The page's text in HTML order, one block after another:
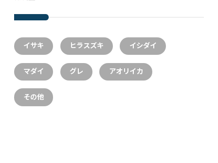
イサキ ヒラスズキ イシダイ
マダイ グレ アオリイカ
その他